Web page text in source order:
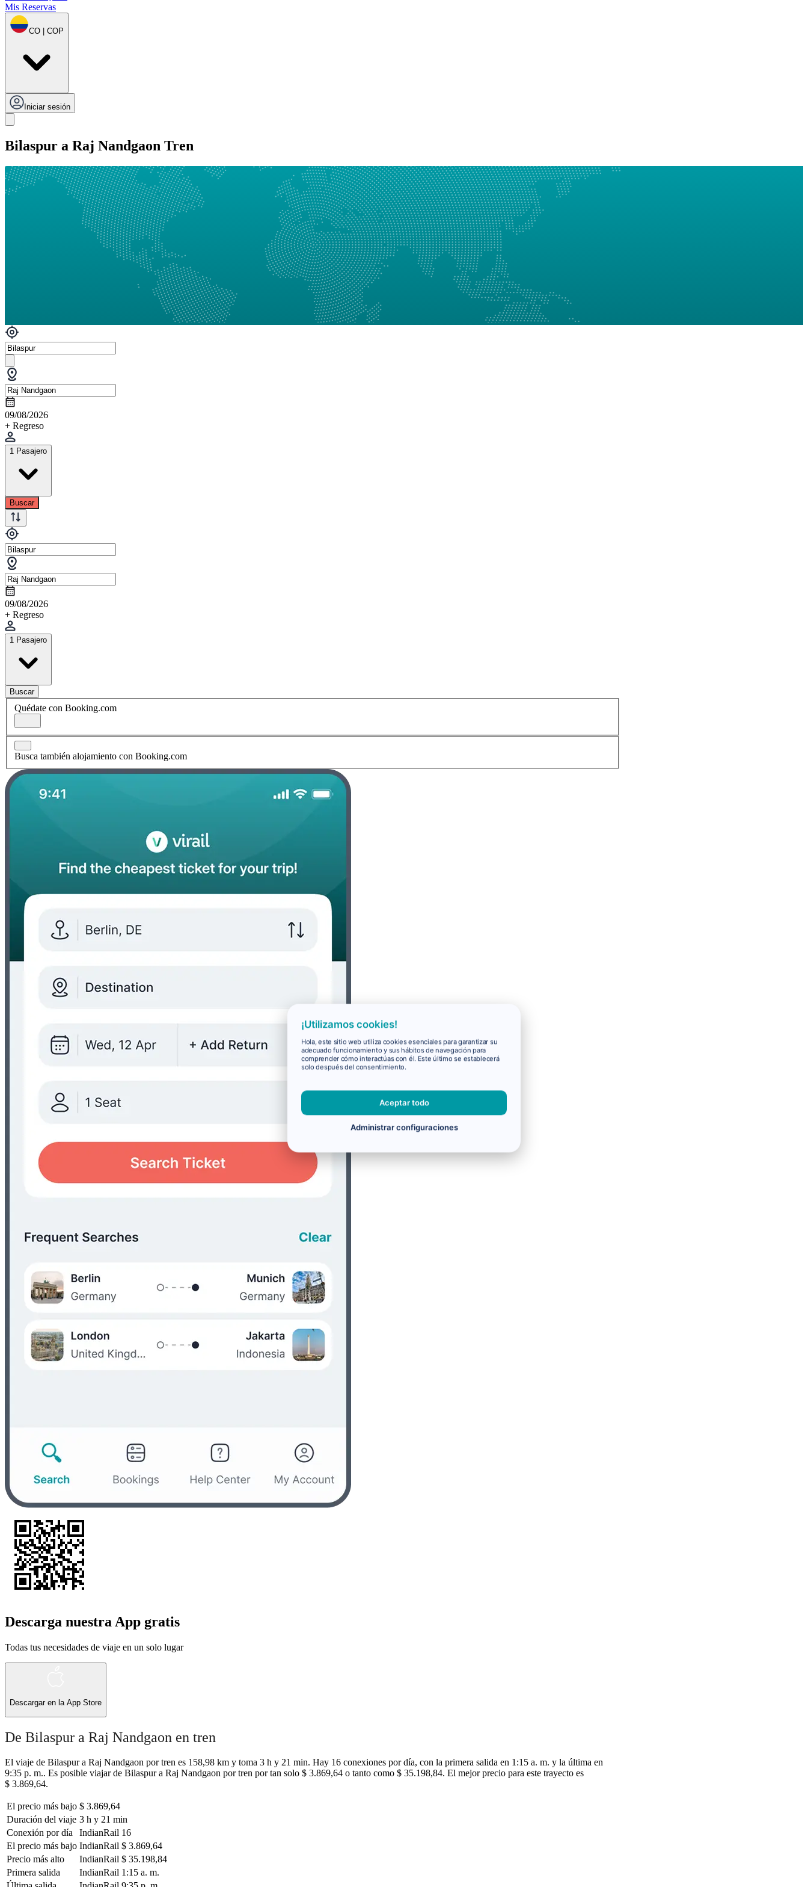
Mis Reservas
CO | COP
Iniciar sesión
Bilaspur a Raj Nandgaon Tren
09/08/2026
+ Regreso
1 Pasajero
Buscar
09/08/2026
+ Regreso
1 Pasajero
Buscar
Quédate con Booking.com
Busca también alojamiento con Booking.com
Descarga nuestra App gratis
Todas tus necesidades de viaje en un solo lugar
Descargar en la App Store
De Bilaspur a Raj Nandgaon en tren
El viaje de Bilaspur a Raj Nandgaon por tren es 158,98 km y toma 3 h y 21 min. Hay 16 conexiones por día, con la primera salida en 1:15 a. m. y la última en
9:35 p. m.. Es posible viajar de Bilaspur a Raj Nandgaon por tren por tan solo $ 3.869,64 o tanto como $ 35.198,84. El mejor precio para este trayecto es
$ 3.869,64.
El precio más bajo $ 3.869,64
Duración del viaje 3 h y 21 min
Conexión por día
IndianRail 16
El precio más bajo IndianRail $ 3.869,64
Precio más alto
IndianRail $ 35.198,84
Primera salida
IndianRail 1:15 a. m.
¡Utilizamos cookies!
Hola, este sitio web utiliza cookies esenciales para garantizar su
adecuado funcionamiento y sus hábitos de navegación para
comprender cómo interactúas con él. Este último se establecerá
solo después del consentimiento.
Aceptar todo
Administrar configuraciones